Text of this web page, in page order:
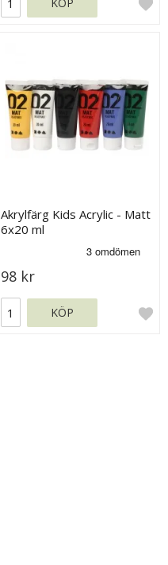
Akrylfärg Kids Acrylic - Matt
6x20 ml
98 kr
KÖP